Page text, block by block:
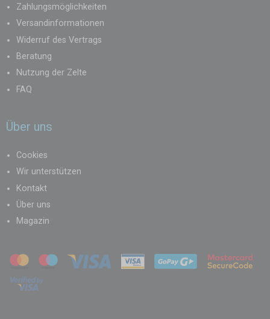
Zahlungsmöglichkeiten
Versandinformationen
Widerruf des Vertrags
Beratung
Nutzung der Zelte
FAQ
Über uns
Cookies
Wir unterstützen
Kontakt
Über uns
Magazin